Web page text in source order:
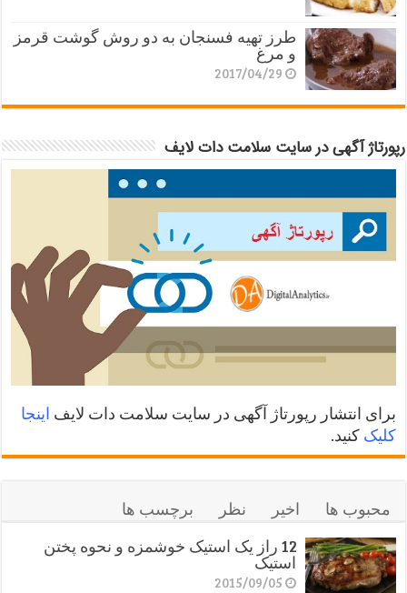
طرز تهیه فسنجان به دو روش گوشت قرمز
و مرغ
2017/04/29
رپورتاژ آگهی در سایت سلامت دات لایف
برای انتشار رپورتاژ آگهی در سایت سلامت دات لایف اینجا
کلیک کنید.
محبوب ها اخیر نظر
برچسب ها
12 راز یک استیک خوشمزه و نحوه پختن
استیک
2015/09/05